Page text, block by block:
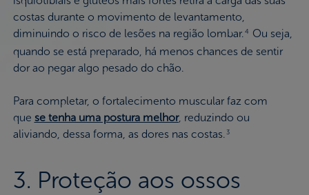
costas durante o movimento de levantamento,
diminuindo o risco de lesões na região lombar. 4
Ou seja,
quando se está preparado, há menos chances de sentir
dor ao pegar algo pesado do chão.
Para completar, o fortalecimento muscular faz com
que se tenha uma postura melhor, reduzindo ou
aliviando, dessa forma, as dores nas costas. 3
3. Proteção aos ossos